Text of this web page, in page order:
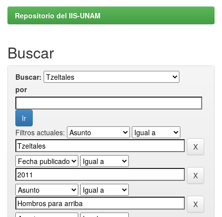
Repositorio del IIS-UNAM
Buscar
Buscar:
por
Filtros actuales: